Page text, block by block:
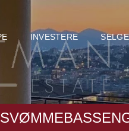
INVESTERE SELGE